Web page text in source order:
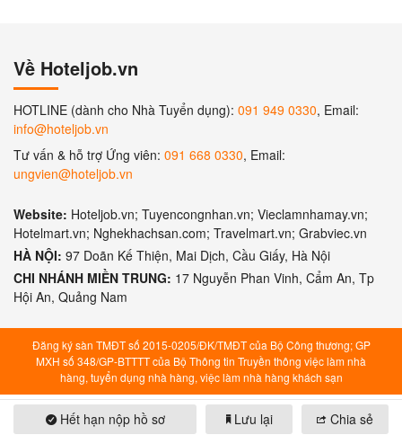
Hết hạn nộp hồ sơ Lưu lại Chia sẻ
Về Hoteljob.vn
HOTLINE (dành cho Nhà Tuyển dụng): 091 949 0330, Email:
info@hoteljob.vn
Tư vấn & hỗ trợ Ứng viên: 091 668 0330, Email:
ungvien@hoteljob.vn
Website: Hoteljob.vn; Tuyencongnhan.vn; Vieclamnhamay.vn;
Hotelmart.vn; Nghekhachsan.com; Travelmart.vn; Grabviec.vn
HÀ NỘI: 97 Doãn Kế Thiện, Mai Dịch, Cầu Giấy, Hà Nội
CHI NHÁNH MIỀN TRUNG: 17 Nguyễn Phan Vinh, Cẩm An, Tp
Hội An, Quảng Nam
Đăng ký sàn TMĐT số 2015-0205/ĐK/TMĐT của Bộ Công thương; GP
MXH số 348/GP-BTTTT của Bộ Thông tin Truyền thông việc làm nhà
hàng, tuyển dụng nhà hàng, việc làm nhà hàng khách sạn